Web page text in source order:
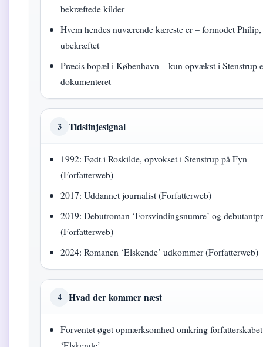
bekræftede kilder
Hvem hendes nuværende kæreste er – formodet
ubekræftet
Præcis bopæl i København – kun opvækst i Stenstrup
dokumenteret
3 Tidslinjesignal
1992: Født i Roskilde, opvokset i Stenstrup på Fyn
(Forfatterweb)
2017: Uddannet journalist (Forfatterweb)
2019: Debutroman ‘Forsvindingsnumre’ og
(Forfatterweb)
2024: Romanen ‘Elskende’ udkommer (Forfatterweb)
4 Hvad der kommer næst
Forventet øget opmærksomhed omkring